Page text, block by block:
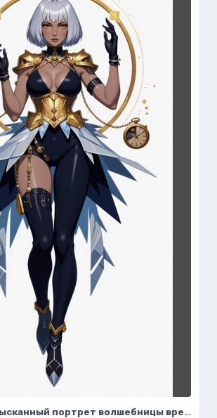
Хронометра: Изысканный портрет волшебницы времени и моды. Изображение из нейронной сети Flux Ai